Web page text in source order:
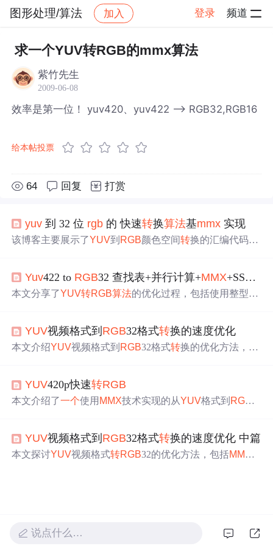
图形处理/算法 加入 登录 频道
社区 图形处理/算法 帖子详情
求一个YUV转RGB的mmx算法
紫竹先生
2009-06-08
效率是第一位！ yuv420、yuv422 --> RGB32,RGB16
给本帖投票
64 回复 打赏
yuv 到 32 位 rgb 的 快速转换算法基mmx 实现
该博客主要展示了YUV到 RGB颜色空间转换的汇编代码实
还涉及到矩阵的高度和宽度等参数，实现了颜色空间的转
换。
Yuv422 to RGB32 查找表+并行计算+MMX+SSE 让你的程序飞起来
本文分享了YUV转RGB算法的优化过程，包括使用整型替
YUV视频格式到 RGB32格式转换的速度优化
本文介绍YUV视频格式到 RGB32格式转换的优化方法，包
换。YUV420p快速转RGB
本文介绍了一个使用 MMX技术实现的从YUV格式到 RGB2
示了如何利用汇编指令来优化性能。
YUV视频格式到 RGB32格式转换的速度优化 中篇
本文探讨YUV视频格式转RGB32的优化方法，包括MMX/S
说点什么…